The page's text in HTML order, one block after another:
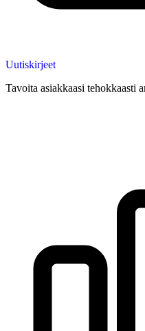
Uutiskirjeet
Tavoita asiakkaasi tehokkaasti